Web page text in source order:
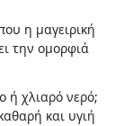
η μαγειρική
την ομορφιά
ή χλιαρό νερό;
και υγιή